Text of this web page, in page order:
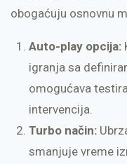
obogaćuju osnovnu
Auto-play opcija:
igranja sa
omogućava
intervencija.
Turbo način:
smanjuje vreme